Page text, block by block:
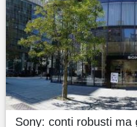
Sony: conti robusti ma